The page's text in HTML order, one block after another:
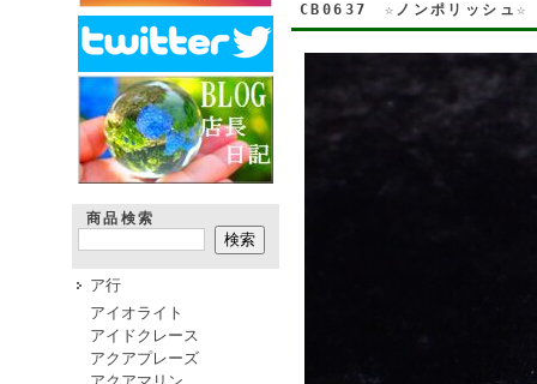
商品検索
ア行
アイオライト
アイドクレース
アクアプレーズ
CB0637 ☆ノンポリッシュ